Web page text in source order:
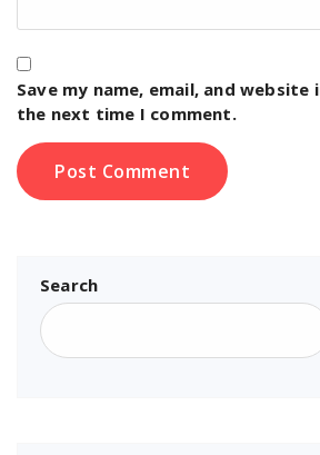
Save my name, email, and
the next time I comment.
Search